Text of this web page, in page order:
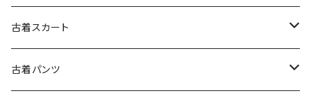
古着ベアトップワンピース
古着オールインワン
古着パーカー
古着長袖プルオーバー
古着半袖プルオーバー
古着Ｔシャツ
古着長袖Ｔシャツ
古着ベスト
古着カーディガン
古着半袖ニット
古着ライトジャケット
古着ライトコート
古着スカート
古着ロング丈スカート (丈76cm-)
古着パンツ